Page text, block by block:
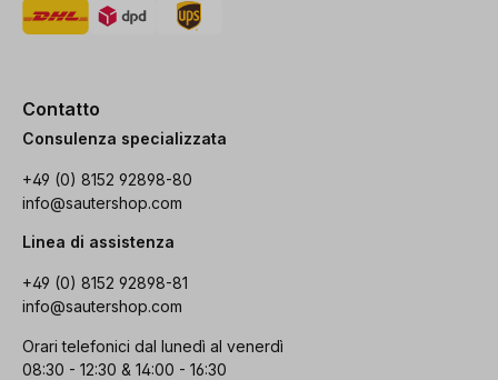
Contatto
Consulenza specializzata
+49 (0) 8152 92898-80
info@sautershop.com
Linea di assistenza
+49 (0) 8152 92898-81
info@sautershop.com
Orari telefonici dal lunedì al venerdì
08:30 - 12:30 & 14:00 - 16:30